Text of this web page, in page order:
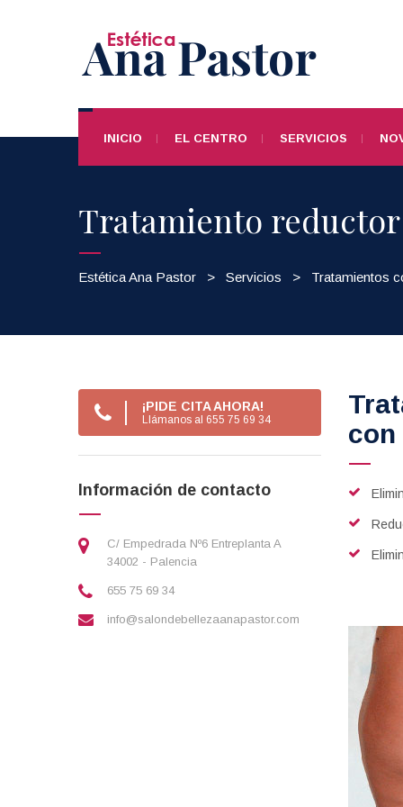
INICIO EL CENTRO SERVICIOS
Tratamiento reductor
Estética Ana Pastor > Servicios > Tratamientos
¡PIDE CITA AHORA!
Llámanos al 655 75 69 34
Información de contacto
C/ Empedrada Nº6 Entreplanta A
34002 - Palencia
655 75 69 34
info@salondebellezaanapastor.com
con